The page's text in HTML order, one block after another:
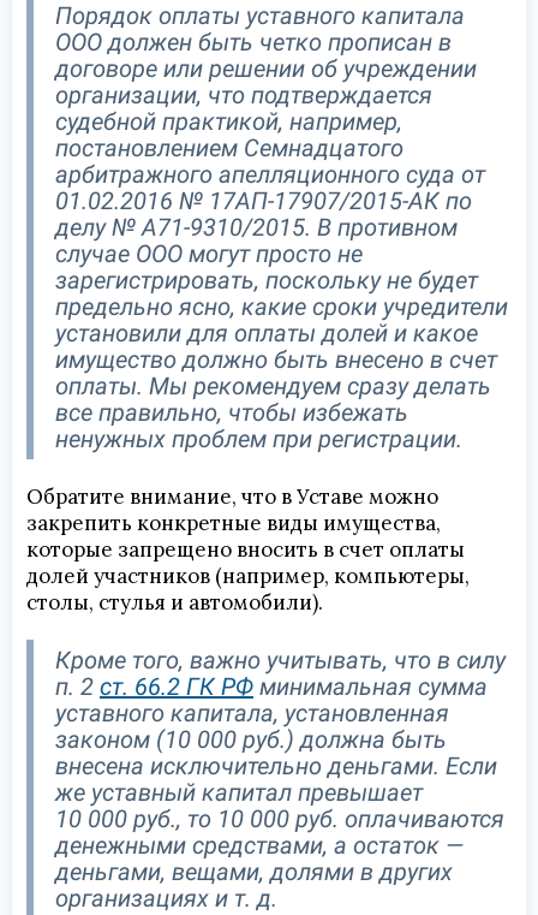
Порядок оплаты уставного капитала
ООО должен быть четко прописан в
договоре или решении об учреждении
организации, что подтверждается
судебной практикой, например,
постановлением Семнадцатого
арбитражного апелляционного суда от
01.02.2016 № 17АП-17907/2015-АК по
делу № А71-9310/2015. В противном
случае ООО могут просто не
зарегистрировать, поскольку не будет
предельно ясно, какие сроки учредители
установили для оплаты долей и какое
имущество должно быть внесено в счет
оплаты. Мы рекомендуем сразу делать
все правильно, чтобы избежать
ненужных проблем при регистрации.
Обратите внимание, что в Уставе можно
закрепить конкретные виды имущества,
которые запрещено вносить в счет оплаты
долей участников (например, компьютеры,
столы, стулья и автомобили).
Кроме того, важно учитывать, что в силу
п. 2 ст. 66.2 ГК РФ минимальная сумма
уставного капитала, установленная
законом (10 000 руб.) должна быть
внесена исключительно деньгами. Если
же уставный капитал превышает
10 000 руб., то 10 000 руб. оплачиваются
денежными средствами, а остаток —
деньгами, вещами, долями в других
организациях и т. д.